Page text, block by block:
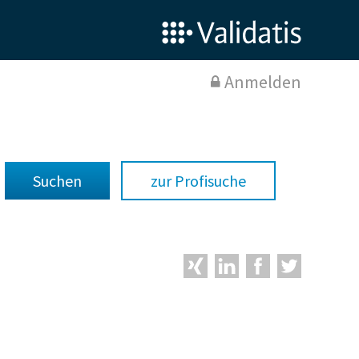
Anmelden
zur Profisuche